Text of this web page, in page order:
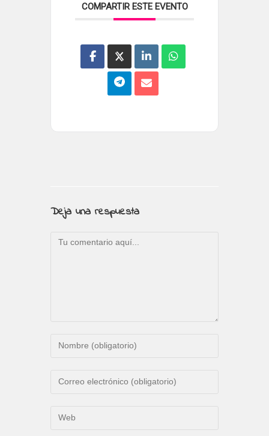
COMPARTIR ESTE EVENTO
Deja una respuesta
Comentario
Introduce
de
Introduce
Introduce